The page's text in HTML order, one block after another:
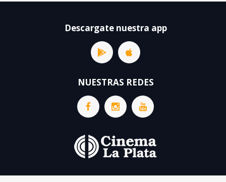
Descargate nuestra app
NUESTRAS REDES